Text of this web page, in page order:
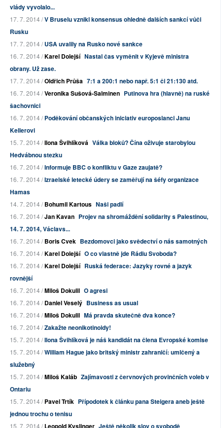
vlády vyvolalo...
17. 7. 2014 /V Bruselu vznikl konsensus ohledně dalších sankcí vůči
Rusku
17. 7. 2014 /USA uvalily na Rusko nové sankce
16. 7. 2014 /Karel Dolejší Nastal čas vyměnit v Kyjevě ministra
obrany. Už zase.
17. 7. 2014 /Oldřich Průša 7:1 a 200:1 nebo např. 5:1 či 21:130 atd.
16. 7. 2014 /Veronika Sušová-Salminen Putinova hra (hlavně) na ruské
šachovnici
16. 7. 2014 /Poděkování občanských iniciativ europoslanci Janu
Kellerovi
15. 7. 2014 /Ilona Švihlíková Válka bloků? Čína oživuje starobylou
Hedvábnou stezku
16. 7. 2014 /Informuje BBC o konfliktu v Gaze zaujatě?
16. 7. 2014 /Izraelské letecké údery se zaměřují na šéfy organizace
Hamas
14. 7. 2014 /Bohumil Kartous Naši padlí
16. 7. 2014 /Jan Kavan Projev na shromáždění solidarity s Palestinou,
14. 7. 2014, Václavs...
16. 7. 2014 /Boris Cvek Bezdomovci jako svědectví o nás samotných
16. 7. 2014 /Karel Dolejší O co vlastně jde Rádiu Svoboda?
16. 7. 2014 /Karel Dolejší Ruská federace: Jazyky rovné a jazyk
rovnější
16. 7. 2014 /Miloš Dokulil O agresi
16. 7. 2014 /Daniel Veselý Business as usual
16. 7. 2014 /Miloš Dokulil Má pravda skutečně dva konce?
16. 7. 2014 /Zakažte neonikotinoidy!
15. 7. 2014 /Ilona Švihlíková je náš kandidát na člena Evropské komise
15. 7. 2014 /William Hague jako britský ministr zahraničí: umlčený a
služebný
15. 7. 2014 /Miloš Kaláb Zajímavosti z červnových provinčních voleb v
Ontariu
15. 7. 2014 /Pavel Trtík Přípodotek k článku pana Steigera aneb ještě
jednou trochu o tenisu
15. 7. 2014 /Leopold Kyslinger Ještě několik slov o svobodě